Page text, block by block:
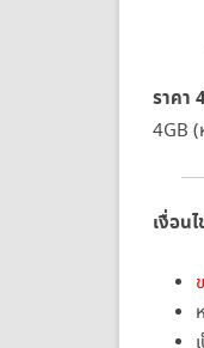
ราคา
4GB
เงื่อน